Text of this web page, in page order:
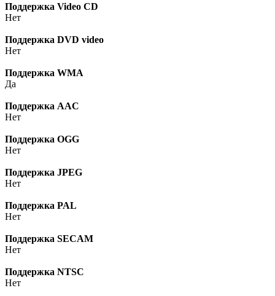
Поддержка Video CD
Нет
Поддержка DVD video
Нет
Поддержка WMA
Да
Поддержка AAC
Нет
Поддержка OGG
Нет
Поддержка JPEG
Нет
Поддержка PAL
Нет
Поддержка SECAM
Нет
Поддержка NTSC
Нет